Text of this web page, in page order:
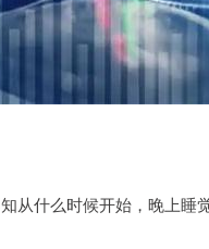
从什么时候开始，晚上